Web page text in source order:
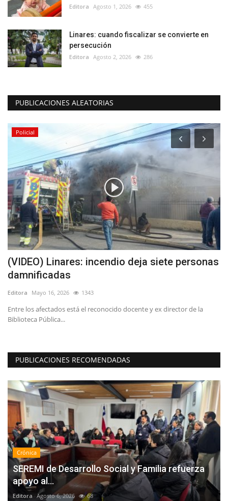
Editora Agosto 1, 2026 455
Linares: cuando fiscalizar se convierte en
persecución
Editora Agosto 2, 2026 286
PUBLICACIONES ALEATORIAS
Policial
(VIDEO) Linares: incendio deja siete personas
damnificadas
Editora Mayo 16, 2026 1343
Entre los afectados está el reconocido docente y ex director de la
Biblioteca Pública...
PUBLICACIONES RECOMENDADAS
Crónica
SEREMI de Desarrollo Social y Familia refuerza
apoyo al...
Editora Agosto 6, 2026 68